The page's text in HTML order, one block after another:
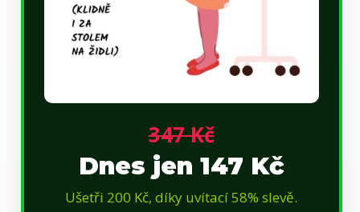
347 Kč
Dnes jen 147 Kč
Ušetři 200 Kč, díky uvítací 58% slevě.